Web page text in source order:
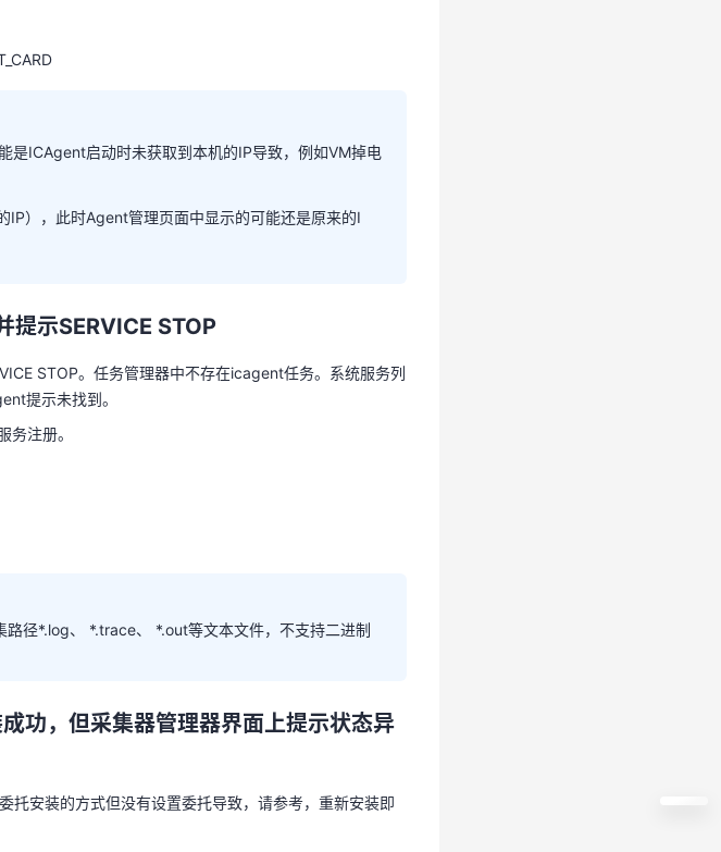
能是ICAgent启动时未获取到本机的IP导致，例如
即可。
IP），此时Agent管理页面中显示的可能还是原来
示SERVICE STOP
提示未找到。
是ICAgent启动时未获取到本机的IP导致，例如VM掉电
IP），此时Agent管理页面中显示的可能还是原来的I
示SERVICE STOP
STOP。任务管理器中不存在icagent任务。系统服务列
提示未找到。
注册。
径*.log、 *.trace、 *.out等文本文件，不支持二进制
功，但采集器管理器界面上提示状态异
安装的方式但没有设置委托导致，请参考，重新安装即